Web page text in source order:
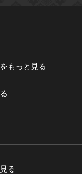
をもっと見る
る